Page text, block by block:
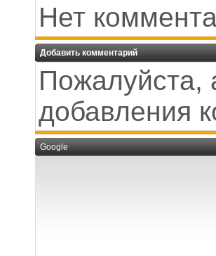
Нет
Добавить комментарий
Пожалуйста,
добавления
Google